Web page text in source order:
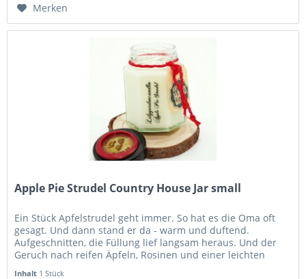
Merken
Apple Pie Strudel Country House Jar small
Ein Stück Apfelstrudel geht immer. So hat es die Oma oft
gesagt. Und dann stand er da - warm und duftend.
Aufgeschnitten, die Füllung lief langsam heraus. Und der
Geruch nach reifen Äpfeln, Rosinen und einer leichten
Inhalt 1 Stück